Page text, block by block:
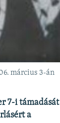
március 3-án
7-i támadását
a